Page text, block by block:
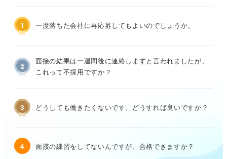
1 一度落ちた会社に再応募してもよいのでしょうか。
2
面接の結果は一週間後に連絡しますと言われましたが、
これって不採用ですか？
3 どうしても働きたくないです。どうすれば良いですか？
4 面接の練習をしてないんですが、合格できますか？